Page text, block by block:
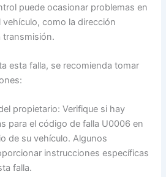
puede ocasionar problemas en
como la dirección
transmisión.
esta falla, se recomienda tomar
propietario: Verifique si hay
para el código de falla U0006 en
de su vehículo. Algunos
instrucciones específicas
falla.